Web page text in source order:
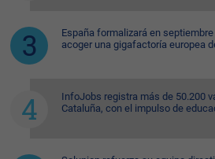
España formalizará en
acoger una gigafactoría europea
InfoJobs registra más de 50.200
Cataluña, con el impulso de